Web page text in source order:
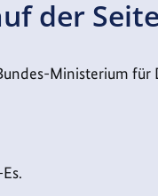
der
Ministerium